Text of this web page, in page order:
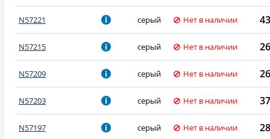
N57221 серый Нет в наличии
N57215 серый Нет в наличии
N57209 серый Нет в наличии
N57203 серый Нет в наличии
N57197 серый Нет в наличии